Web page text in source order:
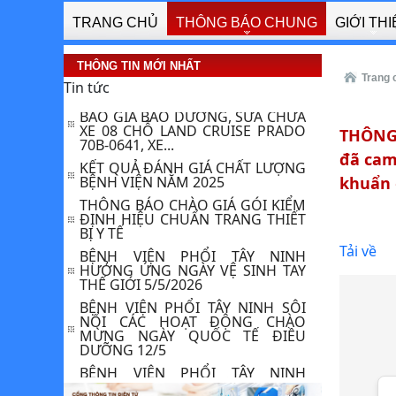
TRANG CHỦ THÔNG BÁO CHUNG GIỚI
THÔNG TIN MỚI NHẤT
Tin tức
TÍNH NĂNG KỸ THUẬT VÀ KIỂM
ĐỊNH , HIỆU...
THƯ MỜI BÁO GIÁ CUNG CẤP LẮP
ĐẶT MÁY LẠNH CHO BỆNH VIỆN
PHỔI TÂY NINH
THÔNG BÁO VỀ VIỆC : YÊU CẦU
XE 08 CHỖ LAND CRUISE PRADO
70B-0641, XE...
KẾT QUẢ ĐÁNH GIÁ CHẤT LƯỢNG
BỆNH VIỆN NĂM 2025
THÔNG BÁO CHÀO GIÁ GÓI KIỂM
ĐỊNH HIỆU CHUẨN TRANG THIẾT
BỊ Y TẾ
BỆNH VIỆN PHỔI TÂY NINH
HƯỞNG ỨNG NGÀY VỆ SINH TAY
THẾ GIỚI 5/5/2026
BỆNH VIỆN PHỔI TÂY NINH SÔI
NỔI CÁC HOẠT ĐỘNG CHÀO
MỪNG NGÀY QUỐC TẾ ĐIỀU
DƯỠNG 12/5 ​
BỆNH VIỆN PHỔI TÂY NINH
HƯỞNG ỨNG TUẦN LỄ QUỐC GIA
“NƯỚC SẠCH VÀ VỆ SINH MÔI
Trang
đã
khuẩn
Tải về